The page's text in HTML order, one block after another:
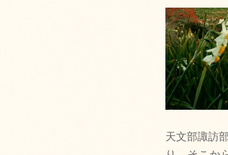
天文部諏訪